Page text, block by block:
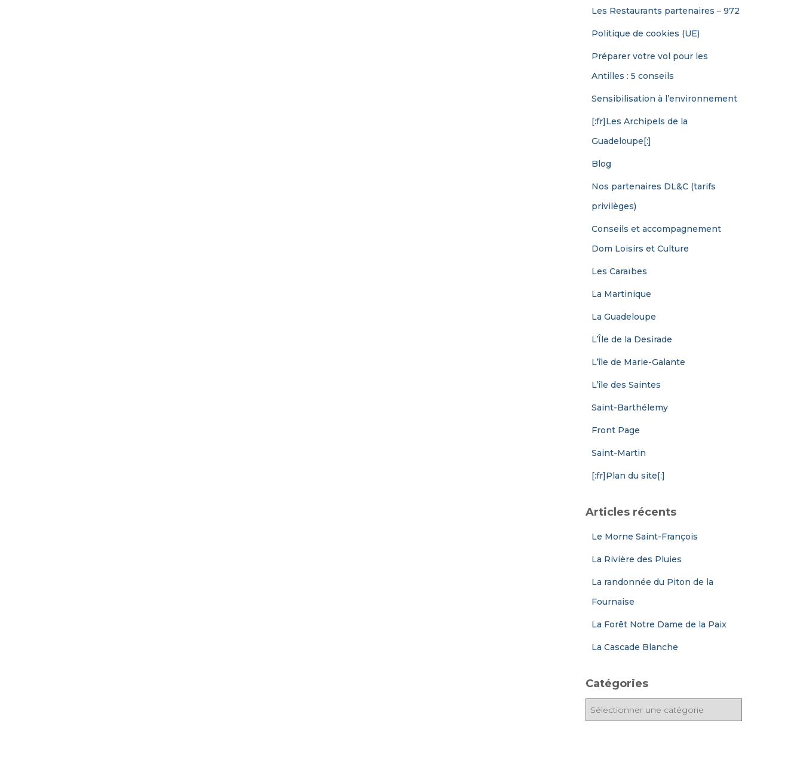
Les Restaurants partenaires – 972
Politique de cookies (UE)
Préparer votre vol pour les
Antilles : 5 conseils
Sensibilisation à l’environnement
[:fr]Les Archipels de la
Guadeloupe[:]
Blog
Nos partenaires DL&C (tarifs
privilèges)
Conseils et accompagnement
Dom Loisirs et Culture
Les Caraïbes
La Martinique
La Guadeloupe
L’Île de la Desirade
L’île de Marie-Galante
L’île des Saintes
Saint-Barthélemy
Front Page
Saint-Martin
[:fr]Plan du site[:]
Articles récents
Le Morne Saint-François
La Rivière des Pluies
La randonnée du Piton de la
Fournaise
La Forêt Notre Dame de la Paix
La Cascade Blanche
Catégories